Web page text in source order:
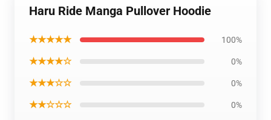
Haru Ride Manga Pullover Hoodie
★★★★★ 100%
★★★★☆ 0%
★★★☆☆ 0%
★★☆☆☆ 0%